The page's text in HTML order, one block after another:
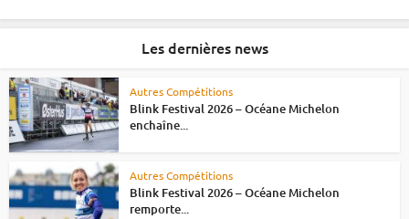
Les dernières news
Autres Compétitions
Blink Festival 2026 – Océane Michelon
enchaîne...
Autres Compétitions
Blink Festival 2026 – Océane Michelon
remporte...